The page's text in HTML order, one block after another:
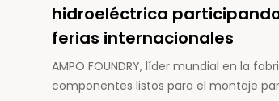
hidroeléctrica
ferias internacionales
AMPO FOUNDRY, líder mundial en la
componentes listos para el montaje